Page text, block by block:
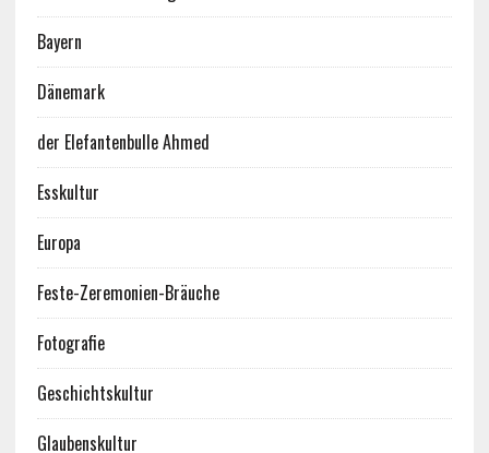
Bayern
Dänemark
der Elefantenbulle Ahmed
Esskultur
Europa
Feste-Zeremonien-Bräuche
Fotografie
Geschichtskultur
Glaubenskultur